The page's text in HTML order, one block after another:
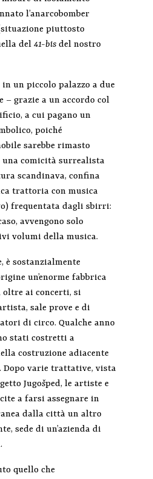
l’anarcobomber
piuttosto
del 41-bisdel nostro
un piccolo palazzo a due
– grazie a un accordo col
a cui pagano un
poiché
sarebbe rimasto
una comicità surrealista
scandinava, confina
trattoria con musica
frequentata dagli sbirri:
avvengono solo
volumi della musica.
è sostanzialmente
un’enorme fabbrica
oltre ai concerti, si
sale prove e di
di circo. Qualche anno
stati costretti a
costruzione adiacente
Dopo varie trattative, vista
Jugošped, le artiste e
a farsi assegnare in
dalla città un altro
sede di un’azienda di
quello che